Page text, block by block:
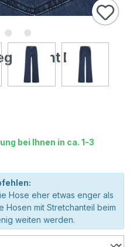
L Light Denim
bei Ihnen in ca. 1-3
Hose eher etwas enger als
Hosen mit Stretchanteil beim
weiten werden.